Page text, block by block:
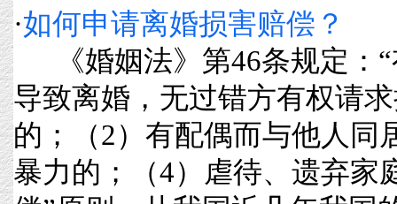
·如何申请离婚损害赔偿？
《婚姻法》第46条规定：“
导致离婚，无过错方有权请
的；（2）有配偶而与他人同
暴力的；（4）虐待、遗弃家